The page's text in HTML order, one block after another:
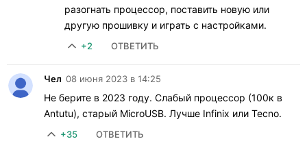
разогнать процессор, поставить новую или
другую прошивку и играть с настройками.
+2 ОТВЕТИТЬ
Чел 08 июня 2023 в 14:25
Не берите в 2023 году. Слабый процессор (100к в
Antutu), старый MicroUSB. Лучше Infinix или Tecno.
+35 ОТВЕТИТЬ